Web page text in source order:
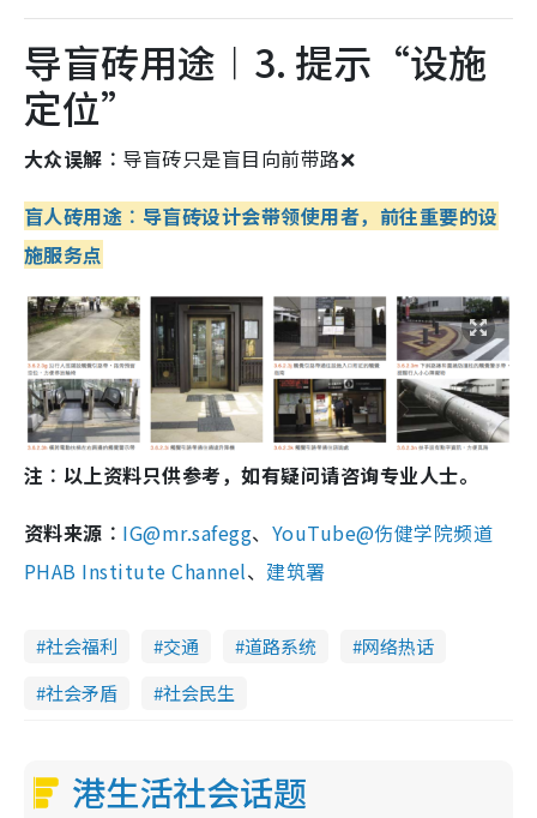
导盲砖用途︱3. 提示“设施
定位”
大众误解︰ 导盲砖只是盲目向前带路❌
盲人砖用途︰导盲砖设计会带领使用者，前往重要的设
施服务点
注︰以上资料只供参考，如有疑问请咨询专业人士。
资料来源︰ IG@mr.safegg、 YouTube@伤健学院频道
PHAB Institute Channel、 建筑署
社会福利 交通 道路系统
网络热话
社会矛盾
社会民生
港生活社会话题